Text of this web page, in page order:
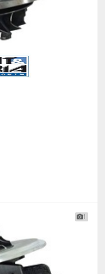
1